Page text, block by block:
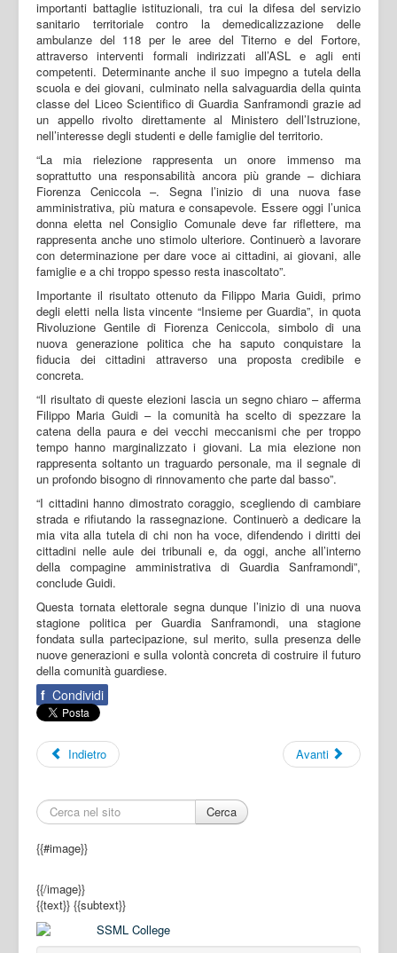
importanti battaglie istituzionali, tra cui la difesa del servizio
sanitario territoriale contro la demedicalizzazione delle
ambulanze del 118 per le aree del Titerno e del Fortore,
attraverso interventi formali indirizzati all’ASL e agli enti
competenti. Determinante anche il suo impegno a tutela della
scuola e dei giovani, culminato nella salvaguardia della quinta
classe del Liceo Scientifico di Guardia Sanframondi grazie ad
un appello rivolto direttamente al Ministero dell’Istruzione,
nell’interesse degli studenti e delle famiglie del territorio.
“La mia rielezione rappresenta un onore immenso ma
soprattutto una responsabilità ancora più grande – dichiara
Fiorenza Ceniccola –. Segna l’inizio di una nuova fase
amministrativa, più matura e consapevole. Essere oggi l’unica
donna eletta nel Consiglio Comunale deve far riflettere, ma
rappresenta anche uno stimolo ulteriore. Continuerò a lavorare
con determinazione per dare voce ai cittadini, ai giovani, alle
famiglie e a chi troppo spesso resta inascoltato”.
Importante il risultato ottenuto da Filippo Maria Guidi, primo
degli eletti nella lista vincente “Insieme per Guardia”, in quota
Rivoluzione Gentile di Fiorenza Ceniccola, simbolo di una
nuova generazione politica che ha saputo conquistare la
fiducia dei cittadini attraverso una proposta credibile e
concreta.
“Il risultato di queste elezioni lascia un segno chiaro – afferma
Filippo Maria Guidi – la comunità ha scelto di spezzare la
catena della paura e dei vecchi meccanismi che per troppo
tempo hanno marginalizzato i giovani. La mia elezione non
rappresenta soltanto un traguardo personale, ma il segnale di
un profondo bisogno di rinnovamento che parte dal basso”.
“I cittadini hanno dimostrato coraggio, scegliendo di cambiare
strada e rifiutando la rassegnazione. Continuerò a dedicare la
mia vita alla tutela di chi non ha voce, difendendo i diritti dei
cittadini nelle aule dei tribunali e, da oggi, anche all’interno
della compagine amministrativa di Guardia Sanframondi”,
conclude Guidi.
Questa tornata elettorale segna dunque l’inizio di una nuova
stagione politica per Guardia Sanframondi, una stagione
fondata sulla partecipazione, sul merito, sulla presenza delle
nuove generazioni e sulla volontà concreta di costruire il futuro
della comunità guardiese.
f Condividi
Indietro Avanti
Cerca
{{#image}}
{{/image}}
{{text}} {{subtext}}